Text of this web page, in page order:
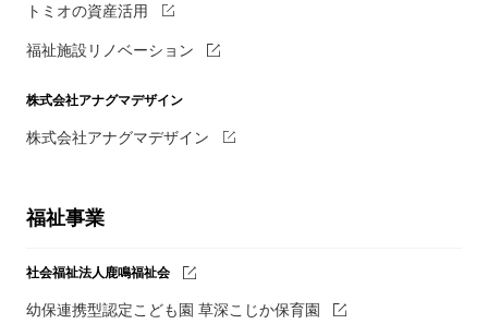
トミオの資産活用
福祉施設リノベーション
株式会社アナグマデザイン
株式会社アナグマデザイン
福祉事業
社会福祉法人鹿鳴福祉会
幼保連携型認定こども園 草深こじか保育園